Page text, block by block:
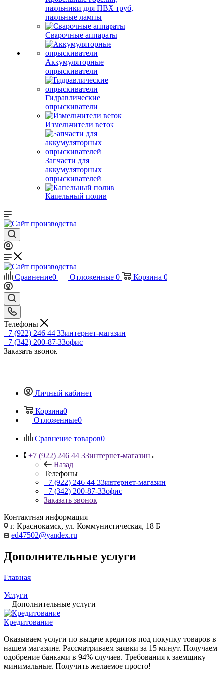
паяльники для ПВХ труб,
паяльные лампы
Сварочные аппараты
Аккумуляторные
опрыскиватели
Гидравлические
опрыскиватели
Измельчители веток
Запчасти для
аккумуляторных
опрыскивателей
Капельный полив
Сравнение0 Отложенные 0 Корзина 0
Телефоны
+7 (922) 246 44 33интернет-магазин
+7 (342) 200-87-33офис
Заказать звонок
Личный кабинет
Корзина0
Отложенные0
Сравнение товаров0
+7 (922) 246 44 33интернет-магазин
Назад
Телефоны
+7 (922) 246 44 33интернет-магазин
+7 (342) 200-87-33офис
Заказать звонок
Контактная информация
г. Краснокамск, ул. Коммунистическая, 18 Б
ed47502@yandex.ru
Дополнительные услуги
Главная
—
Услуги
—Дополнительные услуги
Кредитование
Оказываем услуги по выдаче кредитов под покупку товаров в
нашем магазине. Рассматриваем заявки за 15 минут. Получаем
одобрение банками в 94% случаев. Требования к заемщику
минимальные. Получить желаемое просто!